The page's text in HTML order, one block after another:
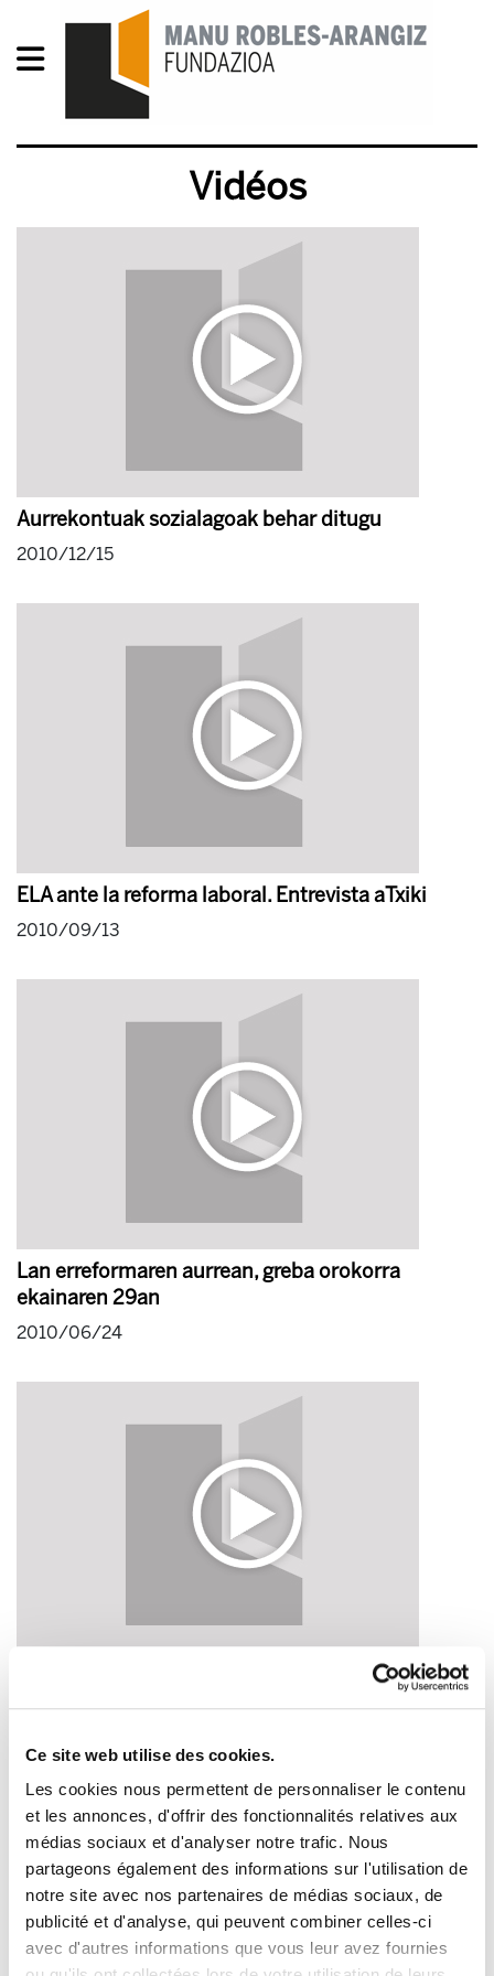
Ce site web utilise des cookies.
Les cookies nous permettent de personnaliser le contenu
et les annonces, d'offrir des fonctionnalités relatives aux
médias sociaux et d'analyser notre trafic. Nous
partageons également des informations sur l'utilisation de
notre site avec nos partenaires de médias sociaux, de
publicité et d'analyse, qui peuvent combiner celles-ci
avec d'autres informations que vous leur avez fournies
Vidéos
Aurrekontuak sozialagoak behar ditugu
2010/12/15
ELA ante la reforma laboral. Entrevista aTxiki
2010/09/13
Lan erreformaren aurrean, greba orokorra
ekainaren 29an
2010/06/24
Krisiaren aurrean gastu eta presio fiskal gehiago
2010/03/15